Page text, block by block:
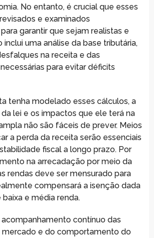
No entanto, é crucial que esses
e examinados
garantir que sejam realistas e
inclui uma análise da base tributária,
na receita e das
para evitar déficits
tenha modelado esses cálculos, a
lei e os impactos que ele terá na
não são fáceis de prever. Meios
a perda da receita serão essenciais
fiscal a longo prazo. Por
na arrecadação por meio da
rendas deve ser mensurado para
compensará a isenção dada
e média renda.
contínuo das
e do comportamento do